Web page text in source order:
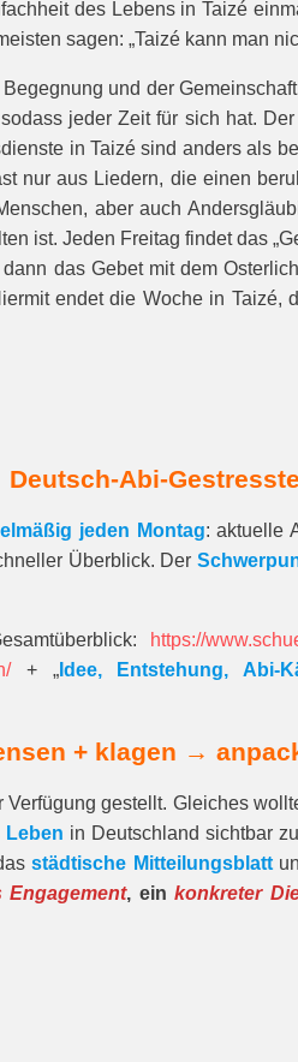
des Lebens in Taizé
sagen: „Taizé kann man
und der
jeder Zeit für sich hat.
in Taizé sind anders als
nur aus Liedern, die einen
aber auch
ist. Jeden Freitag findet das
das Gebet mit dem
endet die Woche in
Deutsch-Abi-Gestresste
jeden Montag: aktuelle
Überblick. Der
https://
+ „Idee, Entstehung, Abi-
+ klagen →
gestellt. Gleiches
Leben in Deutschland sichtbar
städtische Mitteilungsblatt
Engagement, einkonkreter